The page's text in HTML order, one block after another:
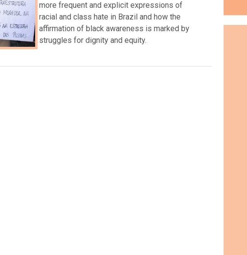
more frequent and explicit expressions of
racial and class hate in Brazil and how the
affirmation of black awareness is marked by
struggles for dignity and equity.